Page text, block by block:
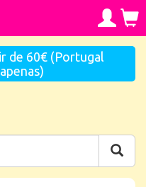
de 60€ (Portugal